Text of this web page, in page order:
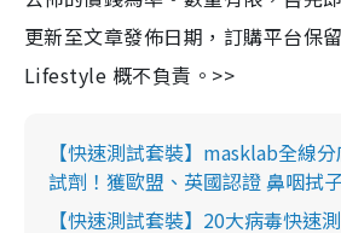
更新至文章發佈日期，訂購平台保
Lifestyle 概不負責。>>
【快速測試套裝】masklab全線
試劑！獲歐盟、英國認證 鼻咽拭
【快速測試套裝】20大病毒快速